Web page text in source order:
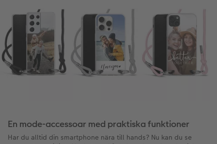
En mode-accessoar med praktiska funktioner
Har du alltid din smartphone nära till hands? Nu kan du se